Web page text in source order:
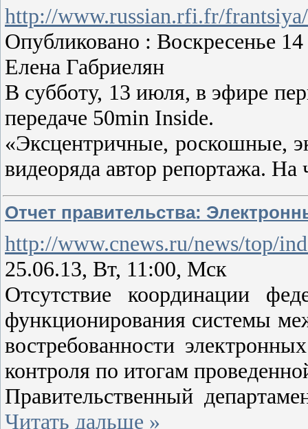
http://www.russian.rfi.fr/
Опубликовано : Воскресенье
Елена Габриелян
В субботу, 13 июля, в эфире
передаче 50min Inside.
«Эксцентричные, роскошные,
видеоряда автор репортажа.
Отчет правительства:
http://www.cnews.ru/news/top/
25.06.13, Вт, 11:00, Мск
Отсутствие координации
функционирования системы
востребованности
контроля по итогам
Правительственный
Читать дальше »